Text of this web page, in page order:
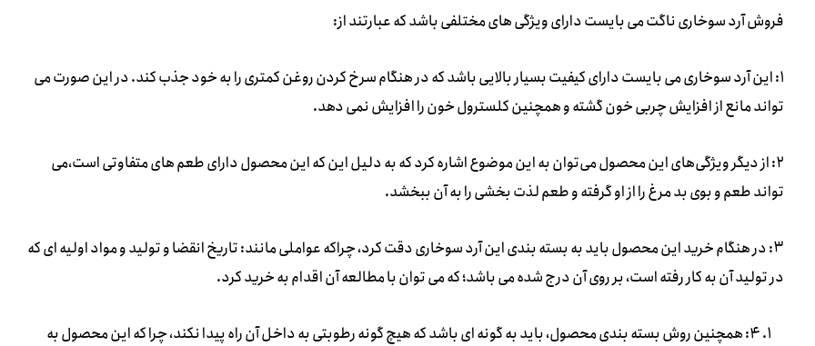
فروش آرد سوخاری ناگت می بایست دارای ویژگی های مختلفی باشد که عبارتند از:
۱: این آرد سوخاری می بایست دارای کیفیت بسیار بالایی باشد که در هنگام سرخ کردن روغن کمتری را به خود جذب کند. در این صورت می
تواند مانع از افزایش چربی خون گشته و همچنین کلسترول خون را افزایش نمی دهد.
۲: از دیگر ویژگی‌های این محصول می‌توان به این موضوع اشاره کرد که به دلیل این که این محصول دارای طعم های متفاوتی است،می
تواند طعم و بوی بد مرغ را از او گرفته و طعم لذت بخشی را به آن ببخشد.
۳: در هنگام خرید این محصول باید به بسته بندی این آرد سوخاری دقت کرد، چراکه عواملی مانند: تاریخ انقضا و تولید و مواد اولیه ای که
در تولید آن به کار رفته است، بر روی آن درج شده می باشد؛ که می توان با مطالعه آن اقدام به خرید کرد.
۴: همچنین روش بسته بندی محصول، باید به گونه ای باشد که هیچ گونه رطوبتی به داخل آن راه پیدا نکند، چرا که این محصول به